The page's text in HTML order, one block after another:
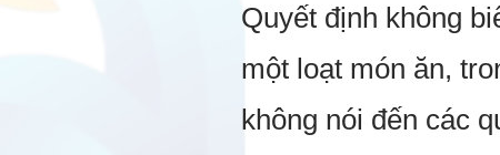
Quyết định không
một loạt món ăn,
không nói đến các